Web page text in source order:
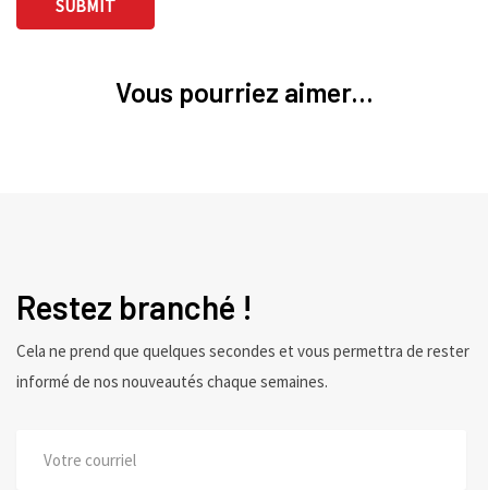
Vous pourriez aimer...
Restez branché !
Cela ne prend que quelques secondes et vous permettra de rester
informé de nos nouveautés chaque semaines.